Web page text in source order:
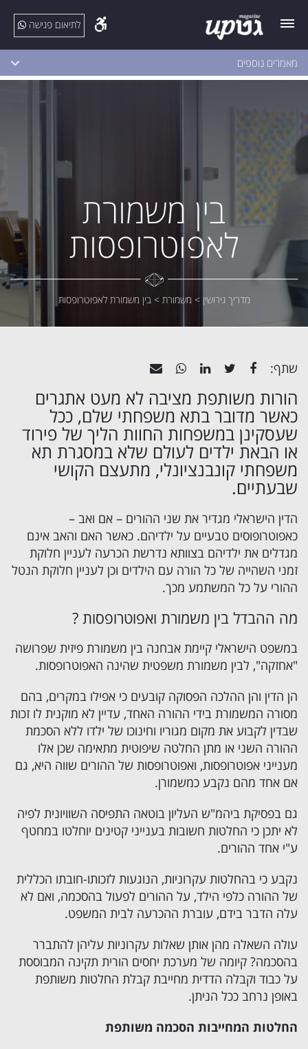
לתיאום פגישה
מאמרים נוספים
בין משמורת
לאפוטרופסות
מדריך גירושין > משמורת >בין משמורת לאפוטרופסות
שתף:
הורות משותפת מציבה לא מעט אתגרים
כאשר מדובר בתא משפחתי שלם, ככל
שעסקינן במשפחות החוות הליך של פירוד
או הבאת ילדים לעולם שלא במסגרת תא
משפחתי קונבנציונלי, מתעצם הקושי
שבעתיים.
הדין הישראלי מגדיר את שני ההורים – אם ואב –
כאפוטרופוסים טבעיים על ילדיהם. כאשר האם והאב אינם
מגדלים את ילדיהם בצוותא נדרשת הכרעה לעניין חלוקת
זמני השהייה של כל הורה עם הילדים וכן לעניין חלוקת הנטל
ההורי על כל המשתמע מכך.
מה ההבדל בין משמורת ואפוטרופסות ?
במשפט הישראלי קיימת אבחנה בין משמורת פיזית שפרושה
"אחזקה", לבין משמורת משפטית שהינה האפוטרופסות.
הן הדין והן ההלכה הפסוקה קובעים כי אפילו במקרים, בהם
מסורה המשמורת בידי ההורה האחד, עדיין לא מוקנית לו זכות
שבדין לקבוע את מקום מגוריו וחינוכו של ילדו ללא הסכמת
ההורה השני או מתן החלטה שיפוטית מתאימה שכן אלו
מענייני אפוטרופסות, ואפוטרופסות של ההורים שווה היא, גם
אם אחד מהם נקבע כמשמורן.
גם בפסיקת ביהמ"ש העליון בוטאה התפיסה השוויונית לפיה
לא יתכן כי החלטות חשובות בענייני קטינים יוחלטו במחטף
ע"י אחד ההורים.
נקבע כי בהחלטות עקרוניות, הנוגעות לזכותו-חובתו הכללית
של ההורה כלפי הילד, על ההורים לפעול בהסכמה, ואם לא
עלה הדבר בידם, עוברת ההכרעה לבית המשפט.
עולה השאלה מהן אותן שאלות עקרוניות עליהן להתברר
בהסכמה? קיומה של מערכת יחסים הורית תקינה המבוססת
על כבוד וקבלה הדדית מחייבת קבלת החלטות משותפת
באופן נרחב ככל הניתן.
החלטות המחייבות הסכמה משותפת